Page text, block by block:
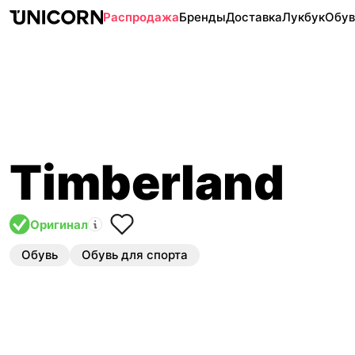
РаспродажаБрендыДоставкаЛукбук
Timberland
Оригинал
Обувь Обувь для спорта